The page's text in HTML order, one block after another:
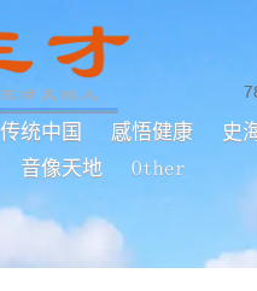
传统中国 感悟健康
史
音像天地 Other